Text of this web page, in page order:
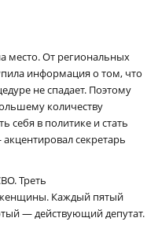
место. От региональных
информация о том, что
не спадает. Поэтому
количеству
в политике и стать
секретарь
Треть
Каждый пятый
— действующий депутат.